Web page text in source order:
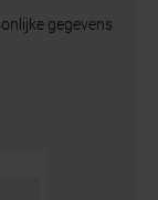
gegevens